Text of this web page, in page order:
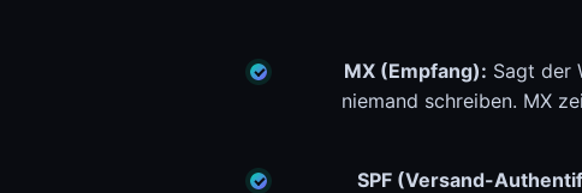
MX (Empfang): Sagt der
niemand schreiben. MX
SPF (Versand-